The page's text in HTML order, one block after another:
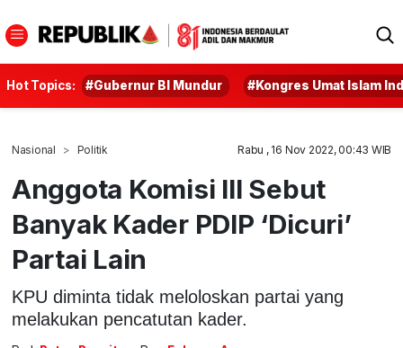
Hot Topics: #Gubernur BI Mundur #Kongres Umat Islam
Nasional Politik Rabu , 16 Nov 2022, 00:43 WIB
Anggota Komisi III Sebut
Banyak Kader PDIP ‘Dicuri’
Partai Lain
KPU diminta tidak meloloskan partai yang
melakukan pencatutan kader.